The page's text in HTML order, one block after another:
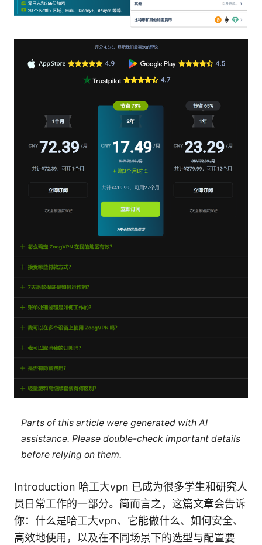
Parts of this article were generated with AI
assistance. Please double-check important details
before relying on them.
Introduction 哈工大vpn 已成为很多学生和研究人
员日常工作的一部分。简而言之，这篇文章会告诉
你：什么是哈工大vpn、它能做什么、如何安全、
高效地使用，以及在不同场景下的选型与配置要